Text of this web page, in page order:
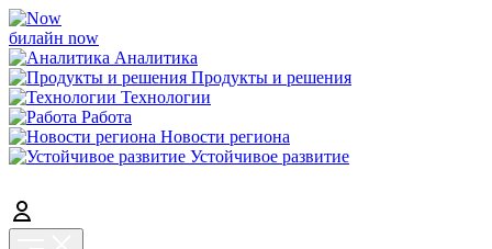
билайн now
Аналитика
Продукты и решения
Технологии
Работа
Новости региона
Устойчивое развитие